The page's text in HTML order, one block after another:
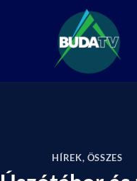
HÍREK, ÖSSZES